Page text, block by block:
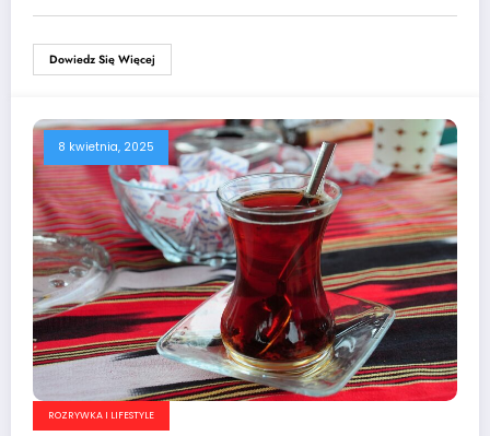
Dowiedz Się Więcej
8 kwietnia, 2025
ROZRYWKA I LIFESTYLE